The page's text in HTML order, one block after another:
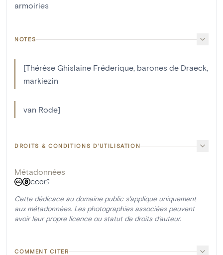
armoiries
NOTES
[Thérèse Ghislaine Fréderique, barones de Draeck,
markiezin
van Rode]
DROITS & CONDITIONS D'UTILISATION
Métadonnées
CC0
Cette dédicace au domaine public s'applique uniquement
aux métadonnées. Les photographies associées peuvent
avoir leur propre licence ou statut de droits d'auteur.
COMMENT CITER